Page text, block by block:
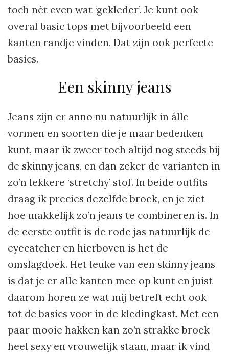
toch nét even wat ‘gekleder’. Je kunt ook
overal basic tops met bijvoorbeeld een
kanten randje vinden. Dat zijn ook perfecte
basics.
Een skinny jeans
Jeans zijn er anno nu natuurlijk in álle
vormen en soorten die je maar bedenken
kunt, maar ik zweer toch altijd nog steeds bij
de skinny jeans, en dan zeker de varianten in
zo’n lekkere ‘stretchy’ stof. In beide outfits
draag ik precies dezelfde broek, en je ziet
hoe makkelijk zo’n jeans te combineren is. In
de eerste outfit is de rode jas natuurlijk de
eyecatcher en hierboven is het de
omslagdoek. Het leuke van een skinny jeans
is dat je er alle kanten mee op kunt en juist
daarom horen ze wat mij betreft echt ook
tot de basics voor in de kledingkast. Met een
paar mooie hakken kan zo’n strakke broek
heel sexy en vrouwelijk staan, maar ik vind